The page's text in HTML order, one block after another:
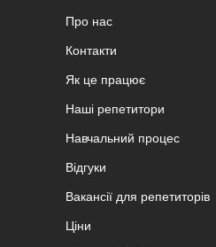
Про нас
Контакти
Як це працює
Наші репетитори
Навчальний процес
Відгуки
Вакансії для репетиторів
Ціни